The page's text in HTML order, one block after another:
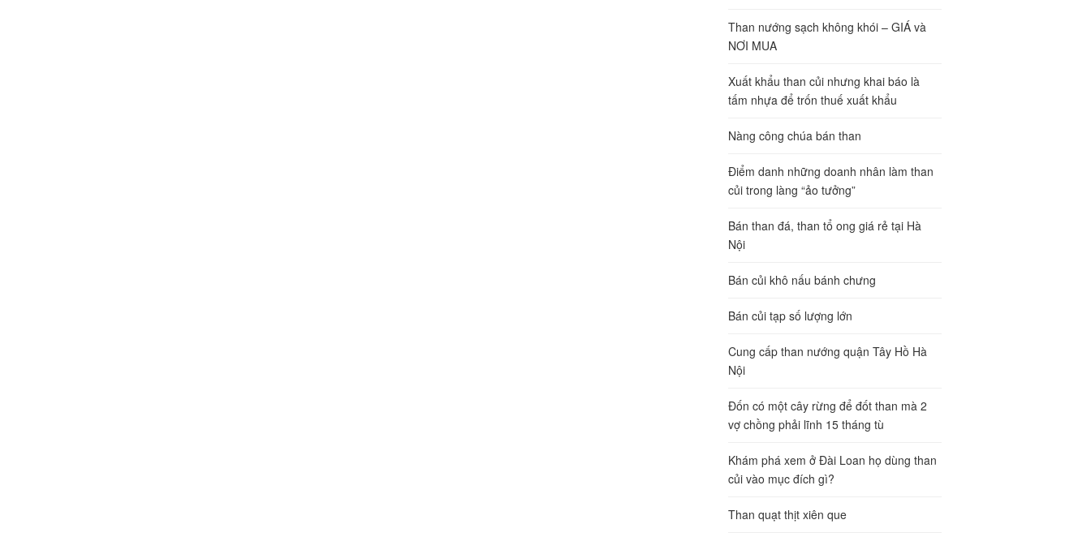
Than nướng sạch không khói – GIÁ và
NƠI MUA
Xuất khẩu than củi nhưng khai báo là
tấm nhựa để trốn thuế xuất khẩu
Nàng công chúa bán than
Điểm danh những doanh nhân làm than
củi trong làng “ảo tưởng”
Bán than đá, than tổ ong giá rẻ tại Hà
Nội
Bán củi khô nấu bánh chưng
Bán củi tạp số lượng lớn
Cung cấp than nướng quận Tây Hồ Hà
Nội
Đốn có một cây rừng để đốt than mà 2
vợ chồng phải lĩnh 15 tháng tù
Khám phá xem ở Đài Loan họ dùng than
củi vào mục đích gì?
Than quạt thịt xiên que